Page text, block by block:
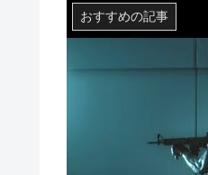
おすすめの記事